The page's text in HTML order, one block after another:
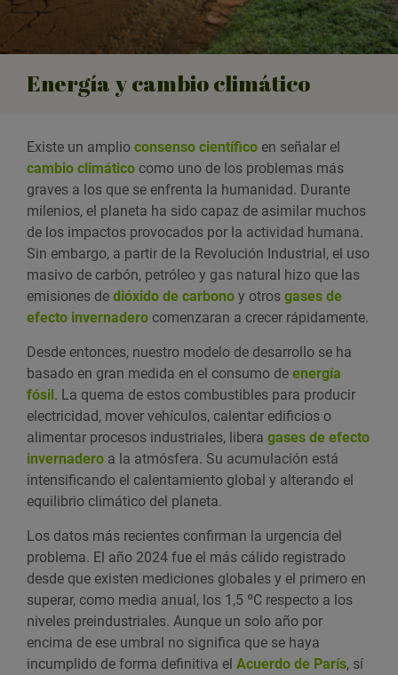
Energía y cambio climático
Existe un amplio consenso científico en señalar el
cambio climático como uno de los problemas más
graves a los que se enfrenta la humanidad. Durante
milenios, el planeta ha sido capaz de asimilar muchos
de los impactos provocados por la actividad humana.
Sin embargo, a partir de la Revolución Industrial, el uso
masivo de carbón, petróleo y gas natural hizo que las
emisiones de dióxido de carbono y otros gases de
efecto invernadero comenzaran a crecer rápidamente.
Desde entonces, nuestro modelo de desarrollo se ha
basado en gran medida en el consumo de energía
fósil. La quema de estos combustibles para producir
electricidad, mover vehículos, calentar edificios o
alimentar procesos industriales, libera gases de efecto
invernadero a la atmósfera. Su acumulación está
intensificando el calentamiento global y alterando el
equilibrio climático del planeta.
Los datos más recientes confirman la urgencia del
problema. El año 2024 fue el más cálido registrado
desde que existen mediciones globales y el primero en
superar, como media anual, los 1,5 ºC respecto a los
niveles preindustriales. Aunque un solo año por
encima de ese umbral no significa que se haya
incumplido de forma definitiva el Acuerdo de París, sí